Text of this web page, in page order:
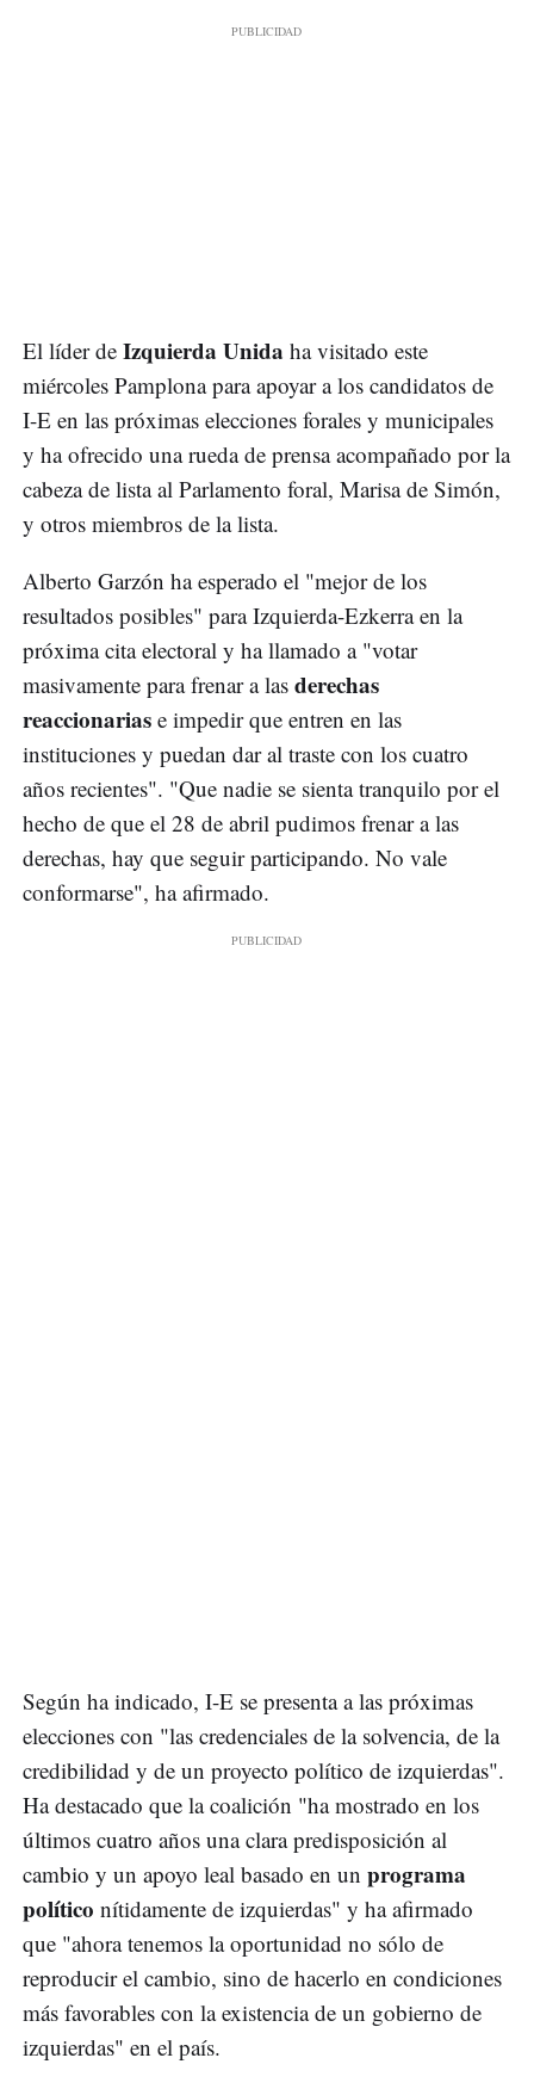
El líder de Izquierda Unida ha visitado este
miércoles Pamplona para apoyar a los candidatos de
I-E en las próximas elecciones forales y municipales
y ha ofrecido una rueda de prensa acompañado por la
cabeza de lista al Parlamento foral, Marisa de Simón,
y otros miembros de la lista.
Alberto Garzón ha esperado el "mejor de los
resultados posibles" para Izquierda-Ezkerra en la
próxima cita electoral y ha llamado a "votar
masivamente para frenar a las derechas
reaccionarias e impedir que entren en las
instituciones y puedan dar al traste con los cuatro
años recientes". "Que nadie se sienta tranquilo por el
hecho de que el 28 de abril pudimos frenar a las
derechas, hay que seguir participando. No vale
conformarse", ha afirmado.
Según ha indicado, I-E se presenta a las próximas
elecciones con "las credenciales de la solvencia, de la
credibilidad y de un proyecto político de izquierdas".
Ha destacado que la coalición "ha mostrado en los
últimos cuatro años una clara predisposición al
cambio y un apoyo leal basado en un programa
político nítidamente de izquierdas" y ha afirmado
que "ahora tenemos la oportunidad no sólo de
reproducir el cambio, sino de hacerlo en condiciones
más favorables con la existencia de un gobierno de
izquierdas" en el país.